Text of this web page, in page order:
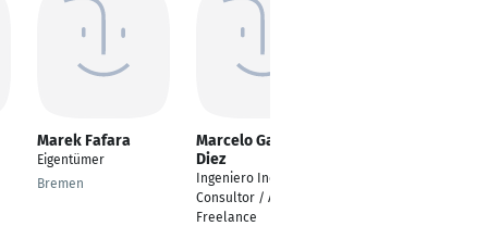
Marek Fafara
Eigentümer
Bremen
Marcelo Garcia
Diez
Ingeniero Industrial -
Consultor / Auditor
Freelance